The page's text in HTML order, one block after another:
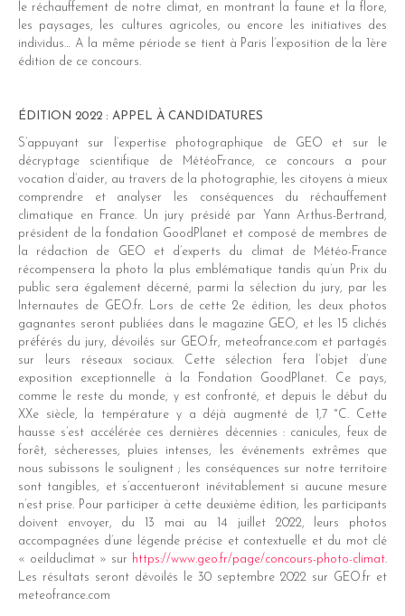
le réchauffement de notre climat, en montrant la faune et la flore,
les paysages, les cultures agricoles, ou encore les initiatives des
individus… A la même période se tient à Paris l’exposition de la 1ère
édition de ce concours.
ÉDITION 2022 : APPEL À CANDIDATURES
S’appuyant sur l’expertise photographique de GEO et sur le
décryptage scientifique de MétéoFrance, ce concours a pour
vocation d’aider, au travers de la photographie, les citoyens à mieux
comprendre et analyser les conséquences du réchauffement
climatique en France. Un jury présidé par Yann Arthus-Bertrand,
président de la fondation GoodPlanet et composé de membres de
la rédaction de GEO et d’experts du climat de Météo-France
récompensera la photo la plus emblématique tandis qu’un Prix du
public sera également décerné, parmi la sélection du jury, par les
Internautes de GEO.fr. Lors de cette 2e édition, les deux photos
gagnantes seront publiées dans le magazine GEO, et les 15 clichés
préférés du jury, dévoilés sur GEO.fr, meteofrance.com et partagés
sur leurs réseaux sociaux. Cette sélection fera l’objet d’une
exposition exceptionnelle à la Fondation GoodPlanet. Ce pays,
comme le reste du monde, y est confronté, et depuis le début du
XXe siècle, la température y a déjà augmenté de 1,7 °C. Cette
hausse s’est accélérée ces dernières décennies : canicules, feux de
forêt, sécheresses, pluies intenses, les événements extrêmes que
nous subissons le soulignent ; les conséquences sur notre territoire
sont tangibles, et s’accentueront inévitablement si aucune mesure
n’est prise. Pour participer à cette deuxième édition, les participants
doivent envoyer, du 13 mai au 14 juillet 2022, leurs photos
accompagnées d’une légende précise et contextuelle et du mot clé
« oeilduclimat » sur https://www.geo.fr/page/concours-photo-climat
Les résultats seront dévoilés le 30 septembre 2022 sur GEO.fr et
meteofrance.com